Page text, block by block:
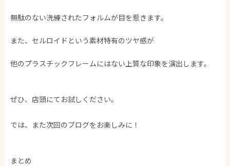
無駄のない洗練されたフォルムが目を惹きます。
また、セルロイドという素材特有のツヤ感が
他のプラスチックフレームにはない上質な印象を演出します。
ぜひ、店頭にてお試しください。
では、また次回のブログをお楽しみに！
まとめ